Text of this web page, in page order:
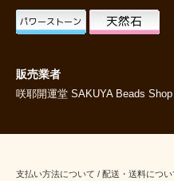
販売業者
咲耶開運堂 SAKUYA Beads Shop
支払い方法について / 配送・送料につい